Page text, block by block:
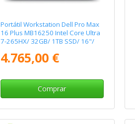
Portátil Workstation Dell Pro Max
16 Plus MB16250 Intel Core Ultra
7-265HX/ 32GB/ 1TB SSD/ 16"/
Pro
4.765,00 €
Comprar